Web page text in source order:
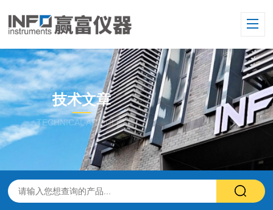
技术文章
TECHNICAL ARTICLES